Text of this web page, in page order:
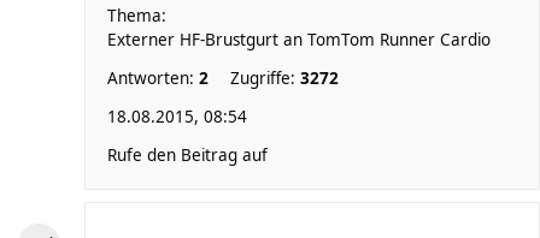
Thema:
Externer HF-Brustgurt an TomTom Runner Cardio
Antworten: 2 Zugriffe: 3272
18.08.2015, 08:54
Rufe den Beitrag auf